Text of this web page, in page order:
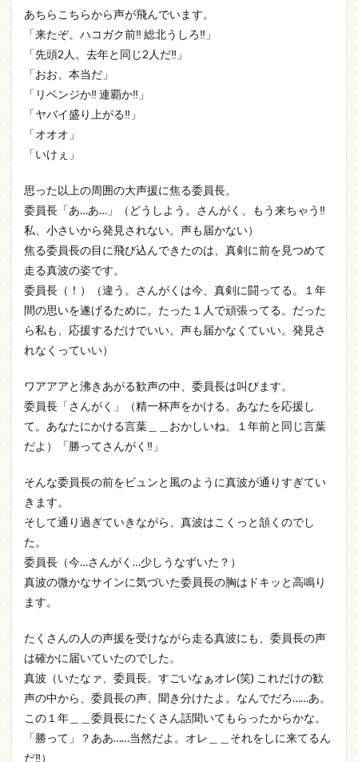
あちらこちらから声が飛んでいます。
「来たぞ。ハコガク前‼ 総北うしろ‼」
「先頭2人。去年と同じ2人だ‼」
「おお、本当だ」
「リベンジか‼ 連覇か‼」
「ヤバイ盛り上がる‼」
「オオオ」
「いけぇ」
思った以上の周囲の大声援に焦る委員長。
委員長「あ…あ…」（どうしよう。さんがく、もう来ちゃう‼
私、小さいから発見されない。声も届かない）
焦る委員長の目に飛び込んできたのは、真剣に前を見つめて
走る真波の姿です。
委員長（！）（違う。さんがくは今、真剣に闘ってる。１年
間の思いを遂げるために。たった１人で頑張ってる。だった
ら私も、応援するだけでいい。声も届かなくていい。発見さ
れなくっていい）
ワアアアと沸きあがる歓声の中、委員長は叫びます。
委員長「さんがく」（精一杯声をかける。あなたを応援し
て。あなたにかける言葉＿＿おかしいね。１年前と同じ言葉
だよ）「勝ってさんがく‼」
そんな委員長の前をビュンと風のように真波が通りすぎてい
きます。
そして通り過ぎていきながら、真波はこくっと頷くのでし
た。
委員長（今…さんがく…少しうなずいた？）
真波の微かなサインに気づいた委員長の胸はドキッと高鳴り
ます。
たくさんの人の声援を受けながら走る真波にも、委員長の声
は確かに届いていたのでした。
真波（いたなァ、委員長。すごいなぁオレ(笑) これだけの歓
声の中から、委員長の声、聞き分けたよ。なんでだろ……あ。
この１年＿＿委員長にたくさん話聞いてもらったからかな。
「勝って」？ああ……当然だよ。オレ＿＿それをしに来てるん
だ‼）